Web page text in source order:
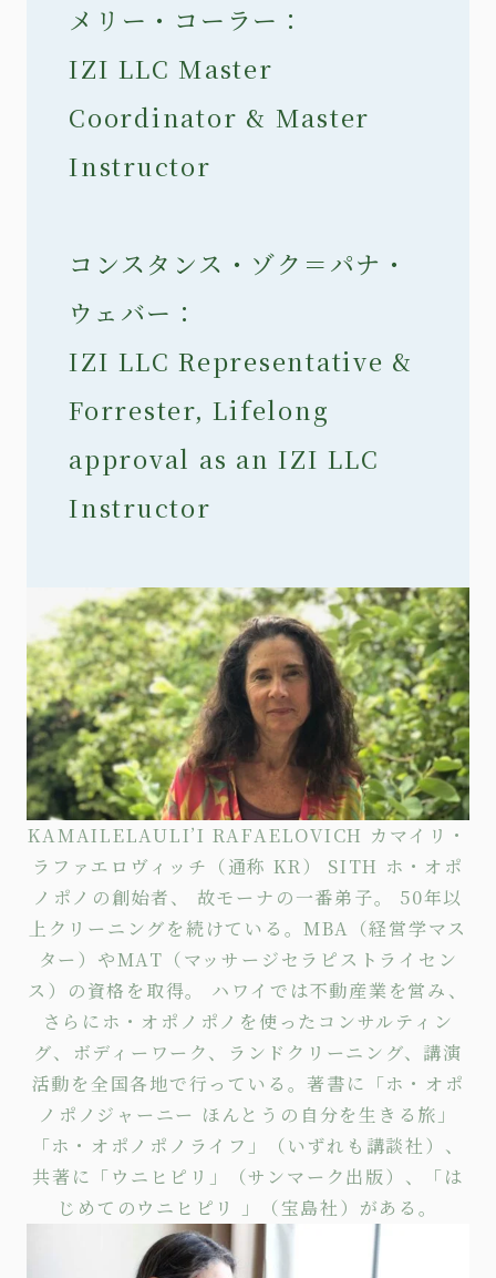
メリー・コーラー：
IZI LLC Master
Coordinator & Master
Instructor
コンスタンス・ゾク＝パナ・
ウェバー：
IZI LLC Representative &
Forrester, Lifelong
approval as an IZI LLC
Instructor
KAMAILELAULI’I RAFAELOVICH カマイリ・
ラファエロヴィッチ（通称 KR） SITH ホ・オポ
ノポノの創始者、 故モーナの一番弟子。 50年以
上クリーニングを続けている。MBA（経営学マス
ター）やMAT（マッサージセラピストライセン
ス）の資格を取得。 ハワイでは不動産業を営み、
さらにホ・オポノポノを使った コンサルティン
グ、 ボディーワーク、 ランドクリーニング、講演
活動を全国各地で行っている。著書に 「ホ・オポ
ノポノジャーニー ほんとうの自分を生きる旅」
「ホ・オポノポノライフ」
（いずれも講談社）、
共著に 「ウニヒピリ」 （サンマーク出版）、
「は
じめてのウニヒピリ 」
（宝島社）がある。